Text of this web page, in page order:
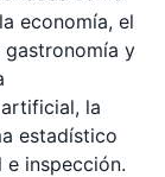
economía, el
y
la
estadístico
inspección.